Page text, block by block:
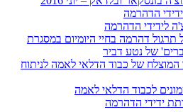
הדהרמה
לידידי הדהרמה
תרגול דהרמה בחיי היומיום במסגרת
של נטע דביר
של כבוד הדלאי לאמה לניתוח
לכבוד הדלאי לאמה
ידידי הדהרמה